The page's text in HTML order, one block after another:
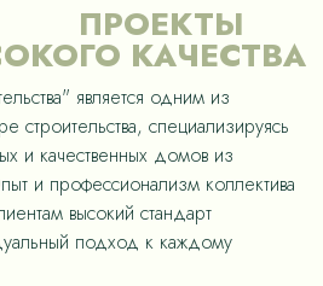
ПРОЕКТЫ
КАЧЕСТВА
является одним из
строительства, специализируясь
и качественных домов из
и профессионализм коллектива
высокий стандарт
подход к каждому